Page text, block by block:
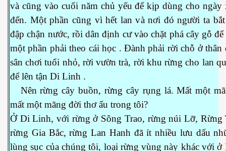
và cũng vào cuối năm chủ yếu để kịp dùng cho ngày
đến. Một phần cũng vì hết lan và nơi đó người ta
đập chận nước, rồi dân định cư vào chặt phá cây gỗ
một phần phải theo cái học . Đành phải rời chỗ ở thân
sân chơi tuổi nhỏ, rời vườn trà, rời khu rừng cho lan
để lên tận Di Linh .
Nên rừng cây buồn, rừng cây rụng lá. Mất một
mất một mãng đời thơ ấu trong tôi?
Ở Di Linh, với rừng ở Sông Trao, rừng núi Lỡ, Rừng
rừng Gia Bắc, rừng Lan Hanh đã ít nhiều lưu dấu
lùng sục của chúng tôi, loại rừng vùng này khác với ở
Hạng